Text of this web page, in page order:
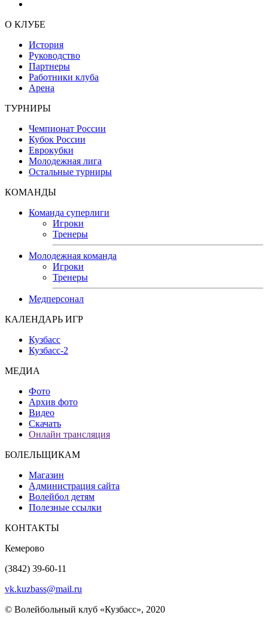
О КЛУБЕ
История
Руководство
Партнеры
Работники клуба
Арена
ТУРНИРЫ
Чемпионат России
Кубок России
Еврокубки
Молодежная лига
Остальные турниры
КОМАНДЫ
Команда суперлиги
Игроки
Тренеры
Молодежная команда
Игроки
Тренеры
Медперсонал
КАЛЕНДАРЬ ИГР
Кузбасс
Кузбасс-2
МЕДИА
Фото
Архив фото
Видео
Скачать
Онлайн трансляция
БОЛЕЛЬЩИКАМ
Магазин
Администрация сайта
Волейбол детям
Полезные ссылки
КОНТАКТЫ
Кемерово
(3842) 39-60-11
vk.kuzbass@mail.ru
© Волейбольный клуб «Кузбасс», 2020